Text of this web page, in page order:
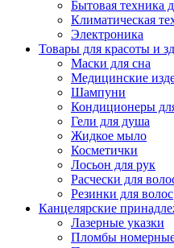
Бытовая техника
Климатическая
Электроника
Товары для красоты и
Маски для сна
Медицинские
Шампуни
Кондиционеры
Гели для душа
Жидкое мыло
Косметички
Лосьон для рук
Расчески для
Резинки для волос
Канцелярские
Лазерные указки
Пломбы